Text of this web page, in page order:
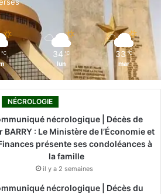
n
℃ 34 ℃
lun
33 ℃
mar
NÉCROLOGIE
nécrologique | Décès de
BARRY : Le Ministère de l’Économie et
présente ses condoléances à
la famille
il y a 2 semaines
nécrologique | Décès du